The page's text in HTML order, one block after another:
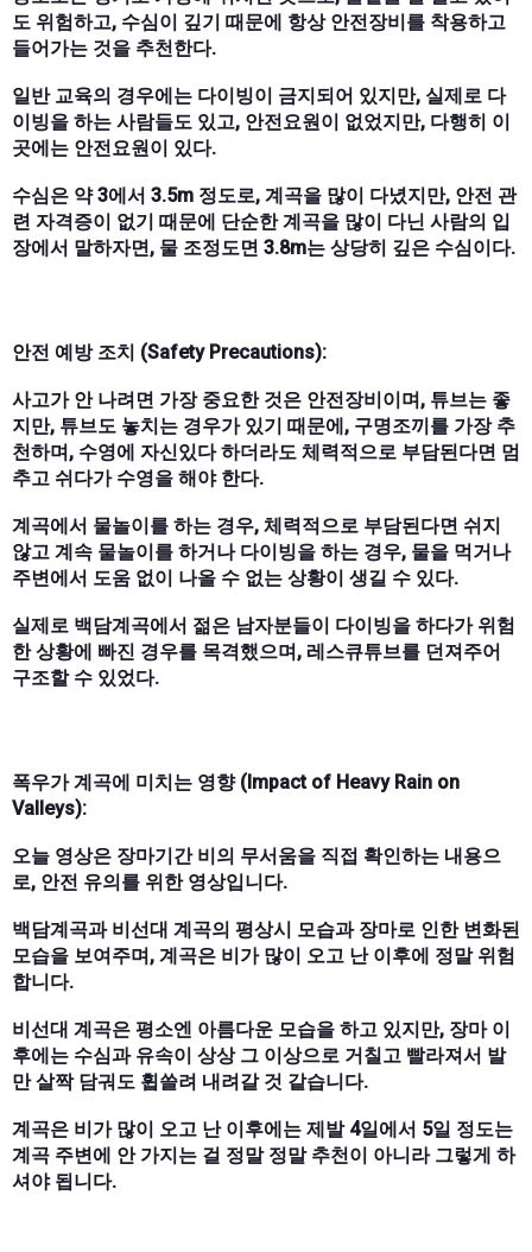
도 위험하고, 수심이 깊기 때문에 항상 안전장비를 착용하고
들어가는 것을 추천한다.
일반 교육의 경우에는 다이빙이 금지되어 있지만, 실제로 다
이빙을 하는 사람들도 있고, 안전요원이 없었지만, 다행히 이
곳에는 안전요원이 있다.
수심은 약 3에서 3.5m 정도로, 계곡을 많이 다녔지만, 안전 관
련 자격증이 없기 때문에 단순한 계곡을 많이 다닌 사람의 입
장에서 말하자면, 물 조정도면 3.8m는 상당히 깊은 수심이다.
안전 예방 조치 (Safety Precautions):
사고가 안 나려면 가장 중요한 것은 안전장비이며, 튜브는 좋
지만, 튜브도 놓치는 경우가 있기 때문에, 구명조끼를 가장 추
천하며, 수영에 자신있다 하더라도 체력적으로 부담된다면 멈
추고 쉬다가 수영을 해야 한다.
계곡에서 물놀이를 하는 경우, 체력적으로 부담된다면 쉬지
않고 계속 물놀이를 하거나 다이빙을 하는 경우, 물을 먹거나
주변에서 도움 없이 나올 수 없는 상황이 생길 수 있다.
실제로 백담계곡에서 젊은 남자분들이 다이빙을 하다가 위험
한 상황에 빠진 경우를 목격했으며, 레스큐튜브를 던져주어
구조할 수 있었다.
폭우가 계곡에 미치는 영향 (Impact of Heavy Rain on
Valleys):
오늘 영상은 장마기간 비의 무서움을 직접 확인하는 내용으
로, 안전 유의를 위한 영상입니다.
백담계곡과 비선대 계곡의 평상시 모습과 장마로 인한 변화된
모습을 보여주며, 계곡은 비가 많이 오고 난 이후에 정말 위험
합니다.
비선대 계곡은 평소엔 아름다운 모습을 하고 있지만, 장마 이
후에는 수심과 유속이 상상 그 이상으로 거칠고 빨라져서 발
만 살짝 담궈도 휩쓸려 내려갈 것 같습니다.
계곡은 비가 많이 오고 난 이후에는 제발 4일에서 5일 정도는
계곡 주변에 안 가지는 걸 정말 정말 추천이 아니라 그렇게 하
셔야 됩니다.